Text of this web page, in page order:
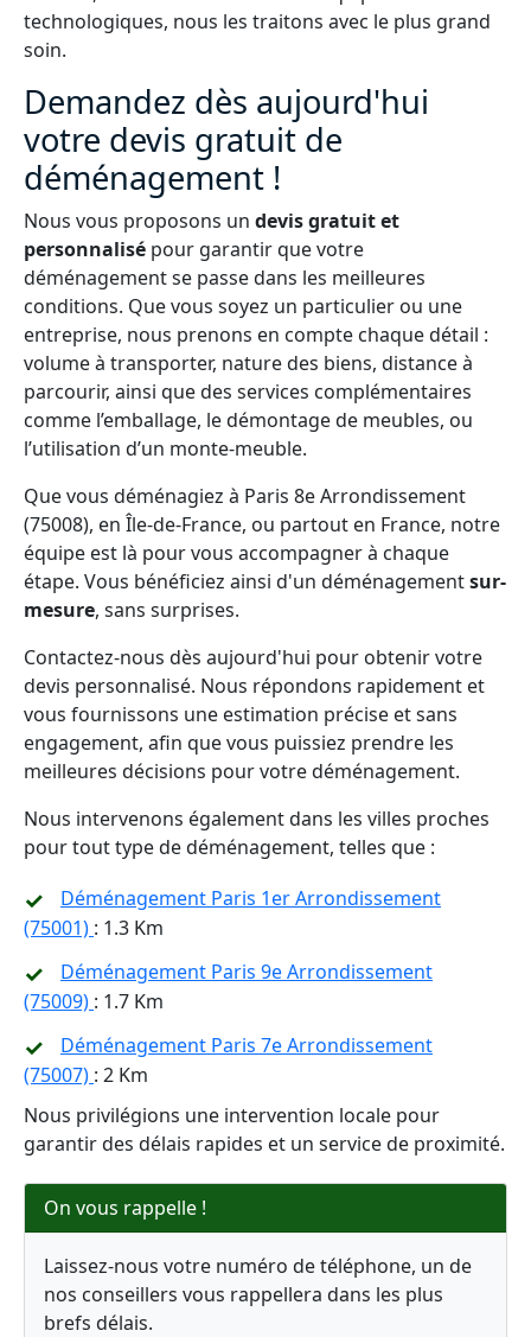
technologiques, nous les traitons avec le plus grand
soin.
Demandez dès aujourd'hui
votre devis gratuit de
déménagement !
Nous vous proposons un devis gratuit et
personnalisé pour garantir que votre
déménagement se passe dans les meilleures
conditions. Que vous soyez un particulier ou une
entreprise, nous prenons en compte chaque détail :
volume à transporter, nature des biens, distance à
parcourir, ainsi que des services complémentaires
comme l’emballage, le démontage de meubles, ou
l’utilisation d’un monte-meuble.
Que vous déménagiez à Paris 8e Arrondissement
(75008), en Île-de-France, ou partout en France, notre
équipe est là pour vous accompagner à chaque
étape. Vous bénéficiez ainsi d'un déménagementsur-
mesure, sans surprises.
Contactez-nous dès aujourd'hui pour obtenir votre
devis personnalisé. Nous répondons rapidement et
vous fournissons une estimation précise et sans
engagement, afin que vous puissiez prendre les
meilleures décisions pour votre déménagement.
Nous intervenons également dans les villes proches
pour tout type de déménagement, telles que :
Déménagement Paris 1er Arrondissement
(75001) : 1.3 Km
Déménagement Paris 9e Arrondissement
(75009) : 1.7 Km
Déménagement Paris 7e Arrondissement
(75007) : 2 Km
Nous privilégions une intervention locale pour
garantir des délais rapides et un service de proximité.
On vous rappelle !
Laissez-nous votre numéro de téléphone, un de
nos conseillers vous rappellera dans les plus
brefs délais.